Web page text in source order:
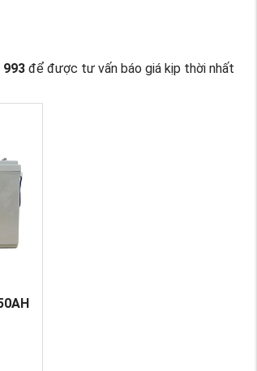
993để được tư vấn báo giá kịp thời nhất